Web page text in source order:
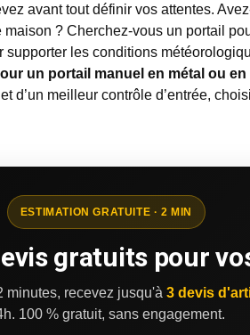
avant tout définir vos attentes.
? Cherchez-vous un portail
les conditions
un portail manuel en métal ou
d’un meilleur contrôle d’entrée,
ESTIMATION GRATUITE · 2 MIN
gratuits pour
minutes, recevez jusqu'à 3 devis
100 % gratuit, sans engagement.